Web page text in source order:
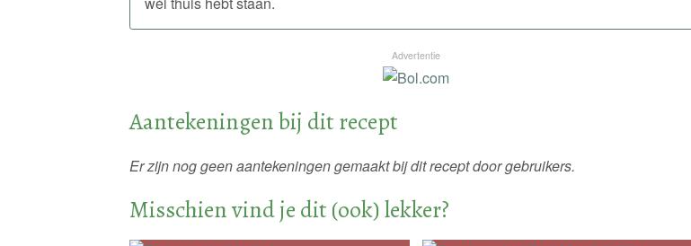
Advertentie
Aantekeningen bij dit recept
Er zijn nog geen aantekeningen gemaakt bij dit recept door gebruikers.
Misschien vind je dit (ook) lekker?